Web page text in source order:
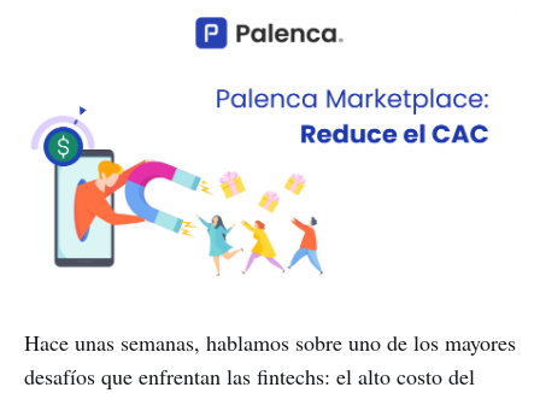
Hace unas semanas, hablamos sobre uno de los mayores
desafíos que enfrentan las fintechs: el alto costo del